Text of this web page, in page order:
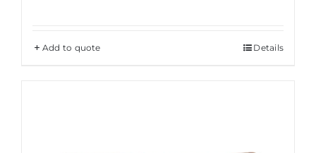
Add to quote Details